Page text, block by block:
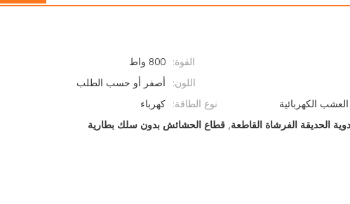
القوة: 800 واط
اللون: أصفر أو حسب الطلب
الكهربائية نوع الطاقة: كهرباء
الحديقة الفرشاة القاطعة, قطاع الحشائش بدون سلك بطارية